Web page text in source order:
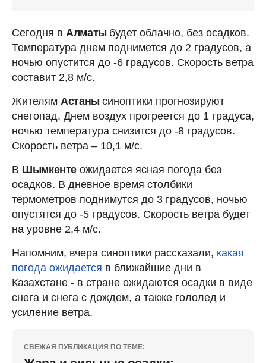
Сегодня в Алматы будет облачно, без осадков.
Температура днем поднимется до 2 градусов, а
ночью опустится до -6 градусов. Скорость ветра
составит 2,8 м/с.
Жителям Астанысиноптики прогнозируют
снегопад. Днем воздух прогреется до 1 градуса,
ночью температура снизится до -8 градусов.
Скорость ветра – 10,1 м/с.
В Шымкенте ожидается ясная погода без
осадков. В дневное время столбики
термометров поднимутся до 3 градусов, ночью
опустятся до -5 градусов. Скорость ветра будет
на уровне 2,4 м/с.
Напомним, вчера синоптики рассказали, какая
погода ожидается в ближайшие дни в
Казахстане - в стране ожидаются осадки в виде
снега и снега с дождем, а также гололед и
усиление ветра.
СВЕЖАЯ ПУБЛИКАЦИЯ ПО ТЕМЕ: